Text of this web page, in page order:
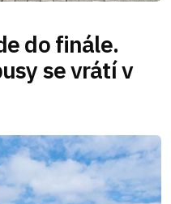
do finále.
se vrátí v